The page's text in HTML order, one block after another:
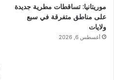
موريتانيا: تساقطات مطرية جديدة
على مناطق متفرقة في سبع
ولايات
أغسطس 6, 2026